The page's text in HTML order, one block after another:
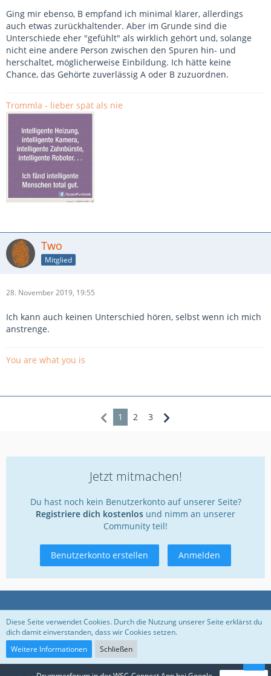
Ging mir ebenso, B empfand ich minimal klarer, allerdings
auch etwas zurückhaltender. Aber im Grunde sind die
Unterschiede eher "gefühlt" als wirklich gehört und, solange
nicht eine andere Person zwischen den Spuren hin- und
herschaltet, möglicherweise Einbildung. Ich hätte keine
Chance, das Gehörte zuverlässig A oder B zuzuordnen.
Trommla - lieber spät als nie
Two
Mitglied
28. November 2019, 19:55
Ich kann auch keinen Unterschied hören, selbst wenn ich mich
anstrenge.
You are what you is
1 2 3
Jetzt mitmachen!
Du hast noch kein Benutzerkonto auf unserer Seite?
Registriere dich kostenlos und nimm an unserer
Community teil!
Benutzerkonto erstellen Anmelden
Datenschutzerklärung Kontakt Impressum
Nutzungsbedingungen
Diese Seite verwendet Cookies. Durch die Nutzung unserer Seite erklärst du
dich damit einverstanden, dass wir Cookies setzen.
Weitere Informationen
Schließen